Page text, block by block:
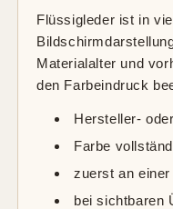
Flüssigleder ist in
Materialalter und
den Farbeindruck
Hersteller-
Farbe
zuerst an
bei sichtbaren